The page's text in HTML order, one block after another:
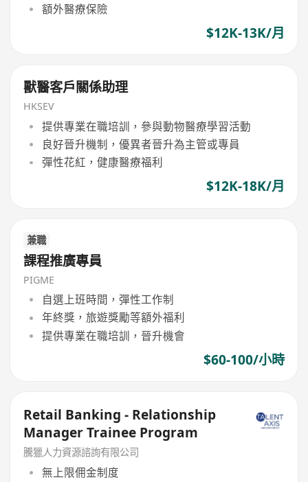
額外醫療保險
$12K-13K/月
獸醫客戶關係助理
HKSEV
提供專業在職培訓，參與動物醫療學習活動
良好晉升機制，優異者晉升為主管或專員
彈性花紅，健康醫療福利
$12K-18K/月
兼職
課程推廣專員
PIGME
自選上班時間，彈性工作制
年終獎，旅遊獎勵等額外福利
提供專業在職培訓，晉升機會
$60-100/小時
Retail Banking - Relationship
Manager Trainee Program
騰獵人力資源諮詢有限公司
無上限佣金制度